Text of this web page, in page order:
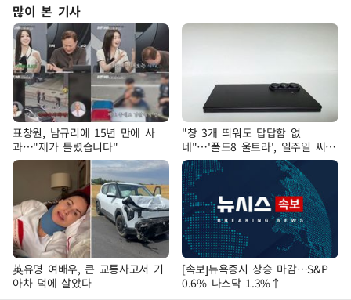
많이 본 기사
표창원, 남규리에 15년 만에 사
과…"제가 틀렸습니다"
"창 3개 띄워도 답답함 없
네"…'폴드8 울트라', 일주일 써보
니
英유명 여배우, 큰 교통사고서 기
아차 덕에 살았다
[속보]뉴욕증시 상승 마감…S&P
0.6% 나스닥 1.3%↑